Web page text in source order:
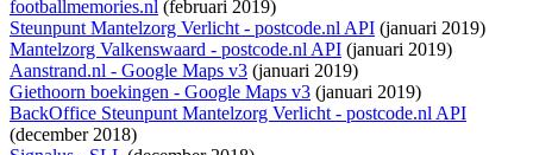
footballmemories.nl (februari 2019)
Steunpunt Mantelzorg Verlicht - postcode.nl API (januari 2019)
Mantelzorg Valkenswaard - postcode.nl API (januari 2019)
Aanstrand.nl - Google Maps v3 (januari 2019)
Giethoorn boekingen - Google Maps v3 (januari 2019)
BackOffice Steunpunt Mantelzorg Verlicht - postcode.nl API
(december 2018)